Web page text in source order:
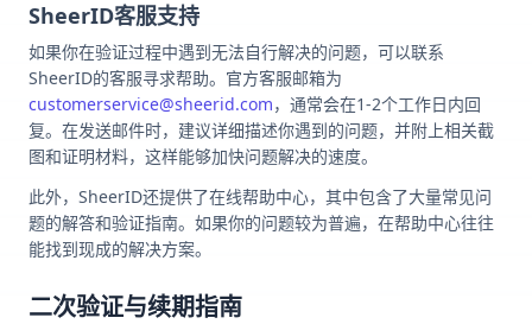
SheerID客服支持
如果你在验证过程中遇到无法自行解决的问题，可以联系
SheerID的客服寻求帮助。官方客服邮箱为
customerservice@sheerid.com，通常会在1-2个工作日内回
复。在发送邮件时，建议详细描述你遇到的问题，并附上相关截
图和证明材料，这样能够加快问题解决的速度。
此外，SheerID还提供了在线帮助中心，其中包含了大量常见问
题的解答和验证指南。如果你的问题较为普遍，在帮助中心往往
能找到现成的解决方案。
二次验证与续期指南